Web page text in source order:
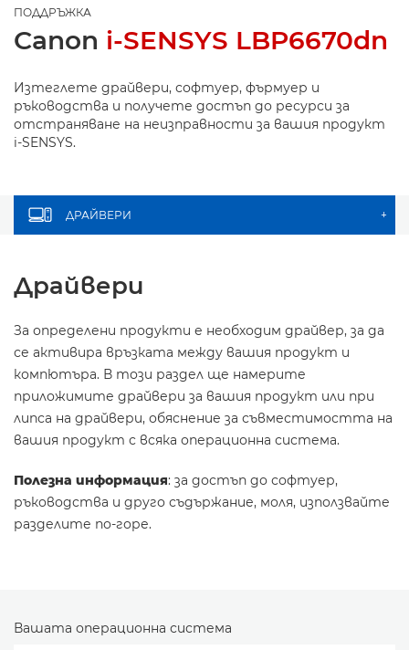
ПОДДРЪЖКА
Canon i-SENSYS LBP6670dn
Изтеглете драйвери, софтуер, фърмуер и
ръководства и получете достъп до ресурси за
отстраняване на неизправности за вашия продукт
i-SENSYS.
ДРАЙВЕРИ +
Драйвери
За определени продукти е необходим драйвер, за да
се активира връзката между вашия продукт и
компютъра. В този раздел ще намерите
приложимите драйвери за вашия продукт или при
липса на драйвери, обяснение за съвместимостта на
вашия продукт с всяка операционна система.
Полезна информация: за достъп до софтуер,
ръководства и друго съдържание, моля, използвайте
разделите по-горе.
Вашата операционна система